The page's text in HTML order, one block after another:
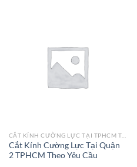
Cắt Kính Cường Lực Tại Quận
2 TPHCM Theo Yêu Cầu